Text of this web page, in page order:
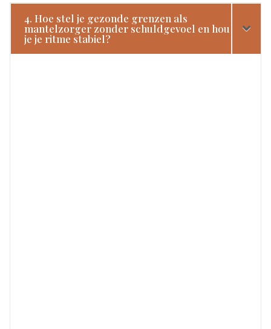
4. Hoe stel je gezonde grenzen als
mantelzorger zonder schuldgevoel en hou
je je ritme stabiel?